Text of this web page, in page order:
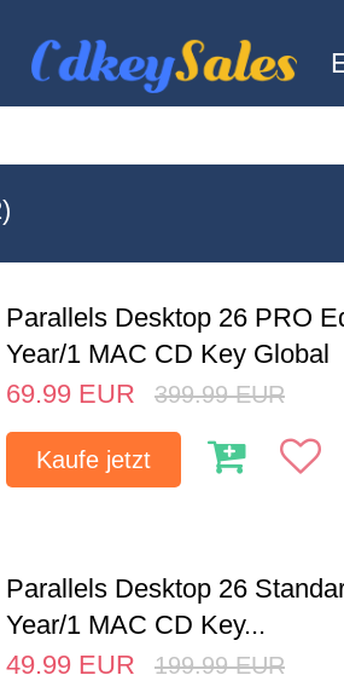
Parallels Desktop 26 PRO
Year/1 MAC CD Key Global
69.99 EUR 399.99 EUR
Kaufe jetzt
Parallels Desktop 26
Year/1 MAC CD Key...
49.99 EUR 199.99 EUR